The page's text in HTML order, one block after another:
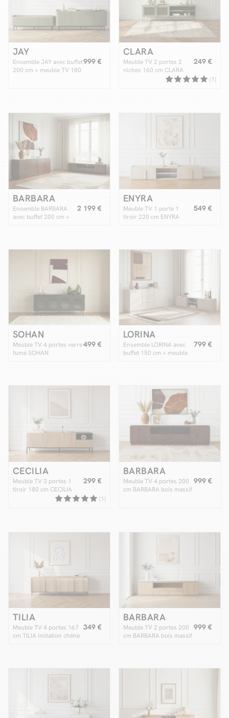
JAY
Ensemble JAY avec buffet
200 cm + meuble TV 180
999 €
CLARA
Meuble TV 2 portes 2
niches 160 cm CLARA
métal édition limitée
249 €
(1)
BARBARA
Ensemble BARBARA
avec buffet 200 cm +
2 199 €
ENYRA
Meuble TV 1 porte 1
tiroir 220 cm ENYRA
549 €
SOHAN
Meuble TV 4 portes verre
fumé SOHAN
499 €
LORINA
Ensemble LORINA avec
buffet 150 cm + meuble
799 €
CECILIA
Meuble TV 3 portes 1
tiroir 180 cm CECILIA
299 €
(1)
BARBARA
Meuble TV 4 portes 200
cm BARBARA bois massif
999 €
TILIA
Meuble TV 4 portes 167
cm TILIA imitation chêne
349 €
BARBARA
Meuble TV 2 portes 200
cm BARBARA bois massif
999 €